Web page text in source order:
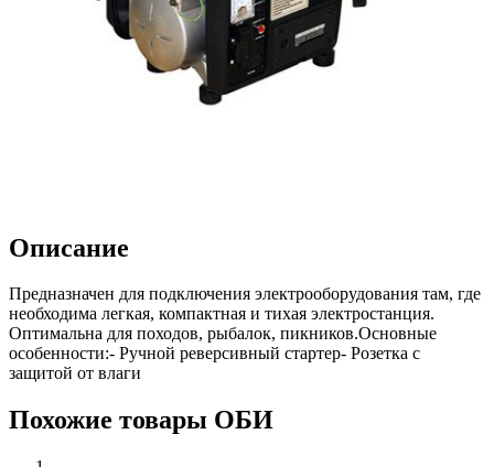
Описание
Предназначен для подключения электрооборудования там, где
необходима легкая, компактная и тихая электростанция.
Оптимальна для походов, рыбалок, пикников.Основные
особенности:- Ручной реверсивный стартер- Розетка с
защитой от влаги
Похожие товары ОБИ